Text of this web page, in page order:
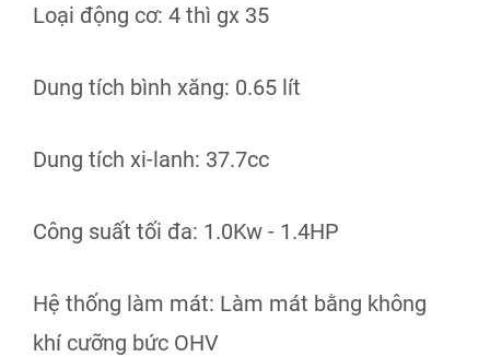
Loại động cơ: 4 thì gx 35
Dung tích bình xăng: 0.65 lít
Dung tích xi-lanh: 37.7cc
Công suất tối đa: 1.0Kw - 1.4HP
Hệ thống làm mát: Làm mát bằng không
khí cưỡng bức OHV